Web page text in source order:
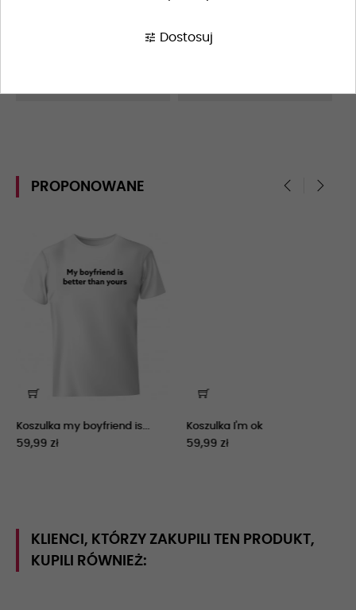
Wskazówki Pielęgnacyjne
Pranie w pralce w 40°C, pr
anie delikatne
PROPONOWANE
Koszulka my boyfriend is...
59,99 zł
Koszulka I'm ok
59,99 zł
KLIENCI, KTÓRZY ZAKUPILI TEN PRODUKT,
KUPILI RÓWNIEŻ:
tune Dostosuj